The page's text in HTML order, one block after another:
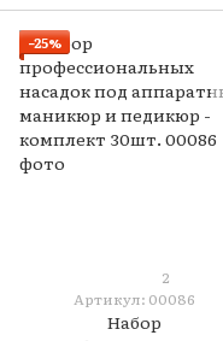
−25%
2
Артикул: 00086
Набор